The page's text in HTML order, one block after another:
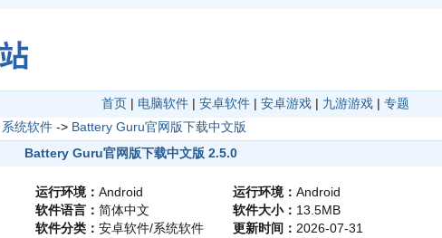
首页 | 电脑软件 | 安卓软件 | 安卓游戏 | 九游游戏 | 专题
系统软件 -> Battery Guru官网版下载中文版
Battery Guru官网版下载中文版 2.5.0
运行环境： Android
软件语言： 简体中文
软件分类： 安卓软件/系统软件
运行环境： Android
软件大小： 13.5MB
更新时间： 2026-07-31